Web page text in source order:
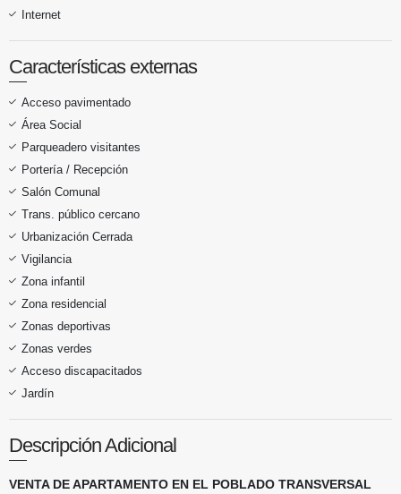
Internet
Características externas
Acceso pavimentado
Área Social
Parqueadero visitantes
Portería / Recepción
Salón Comunal
Trans. público cercano
Urbanización Cerrada
Vigilancia
Zona infantil
Zona residencial
Zonas deportivas
Zonas verdes
Acceso discapacitados
Jardín
Descripción Adicional
VENTA DE APARTAMENTO EN EL POBLADO TRANSVERSAL